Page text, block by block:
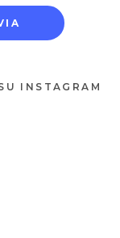
INSTAGRAM